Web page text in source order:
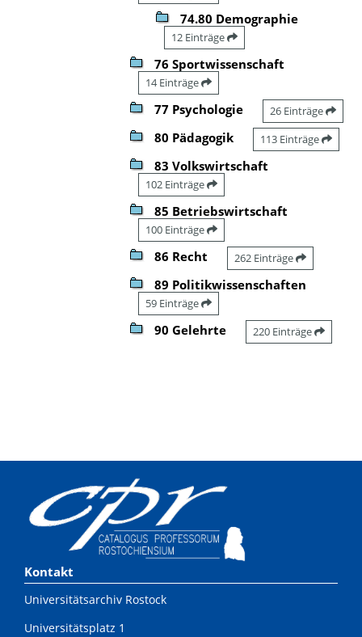
74.80 Demographie
12 Einträge
76 Sportwissenschaft
14 Einträge
77 Psychologie 26 Einträge
80 Pädagogik 113 Einträge
83 Volkswirtschaft
102 Einträge
85 Betriebswirtschaft
100 Einträge
86 Recht 262 Einträge
89 Politikwissenschaften
59 Einträge
90 Gelehrte 220 Einträge
Kontakt
Universitätsarchiv Rostock
Universitätsplatz 1